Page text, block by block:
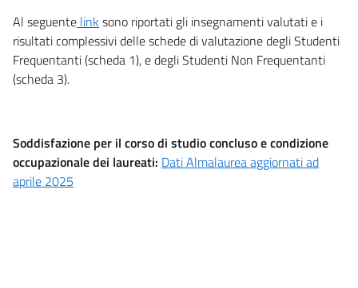
Al seguente link sono riportati gli insegnamenti valutati e i
risultati complessivi delle schede di valutazione degli Studenti
Frequentanti (scheda 1), e degli Studenti Non Frequentanti
(scheda 3).
Soddisfazione per il corso di studio concluso e condizione
occupazionale dei laureati​: Dati Almalaurea aggiornati ad
aprile 2025